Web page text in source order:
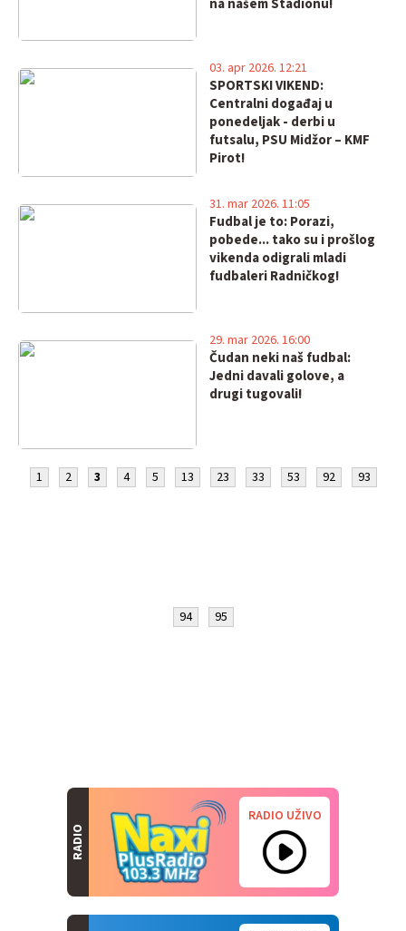
na našem Stadionu!
SPORTSKI VIKEND:
Centralni događaj u
ponedeljak - derbi u
futsalu, PSU Midžor – KMF
Pirot!
03. apr 2026. 12:21
Fudbal je to: Porazi,
pobede... tako su i prošlog
vikenda odigrali mladi
fudbaleri Radničkog!
31. mar 2026. 11:05
Čudan neki naš fudbal:
Jedni davali golove, a
drugi tugovali!
29. mar 2026. 16:00
1 2 3 4 5 13 23 33 53 92 93
94 95
RADIO
RADIO UŽIVO